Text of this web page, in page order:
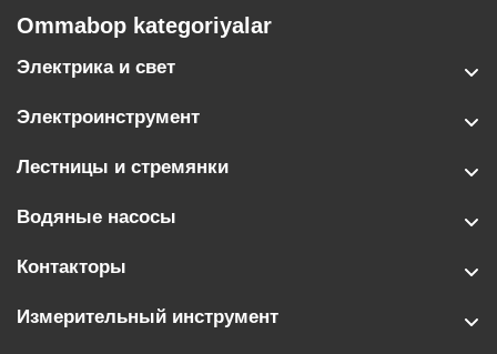
Ommabop kategoriyalar
Электрика и свет
Электроинструмент
Лестницы и стремянки
Водяные насосы
Контакторы
Измерительный инструмент